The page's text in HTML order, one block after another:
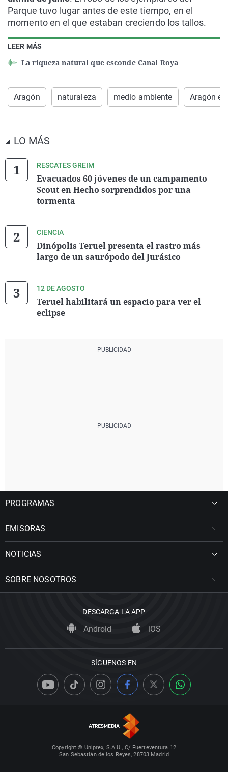
LEER MÁS
La riqueza natural que esconde Canal Roya
Parque tuvo lugar antes de este tiempo, en el
momento en el que estaban creciendo los tallos.
Aragón naturaleza medio ambiente Aragón
LO MÁS
RESCATES GREIM
Evacuados 60 jóvenes de un campamento
Scout en Hecho sorprendidos por una
tormenta
CIENCIA
Dinópolis Teruel presenta el rastro más
largo de un saurópodo del Jurásico
12 DE AGOSTO
Teruel habilitará un espacio para ver el
eclipse
PROGRAMAS
EMISORAS
NOTICIAS
SOBRE NOSOTROS
DESCARGA LA APP
Android iOS
SÍGUENOS EN
Copyright © Uniprex, S.A.U., C/ Fuerteventura 12
San Sebastián de los Reyes, 28703 Madrid